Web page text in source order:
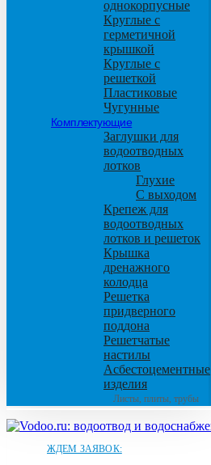
однокорпусные
Круглые с
герметичной
крышкой
Круглые с
решеткой
Пластиковые
Чугунные
Комплектующие
Заглушки для
водоотводных
лотков
Глухие
С выходом
Крепеж для
водоотводных
лотков и решеток
Крышка
дренажного
колодца
Решетка
придверного
поддона
Решетчатые
настилы
Асбестоцементные
изделия
Листы, плиты, трубы
ЖДЕМ ЗАЯВОК: